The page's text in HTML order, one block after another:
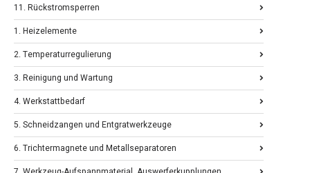
11. Rückstromsperren
1. Heizelemente
2. Temperaturregulierung
3. Reinigung und Wartung
4. Werkstattbedarf
5. Schneidzangen und Entgratwerkzeuge
6. Trichtermagnete und Metallseparatoren